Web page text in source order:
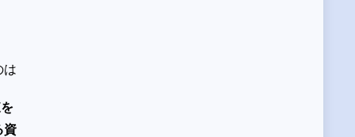
は
資